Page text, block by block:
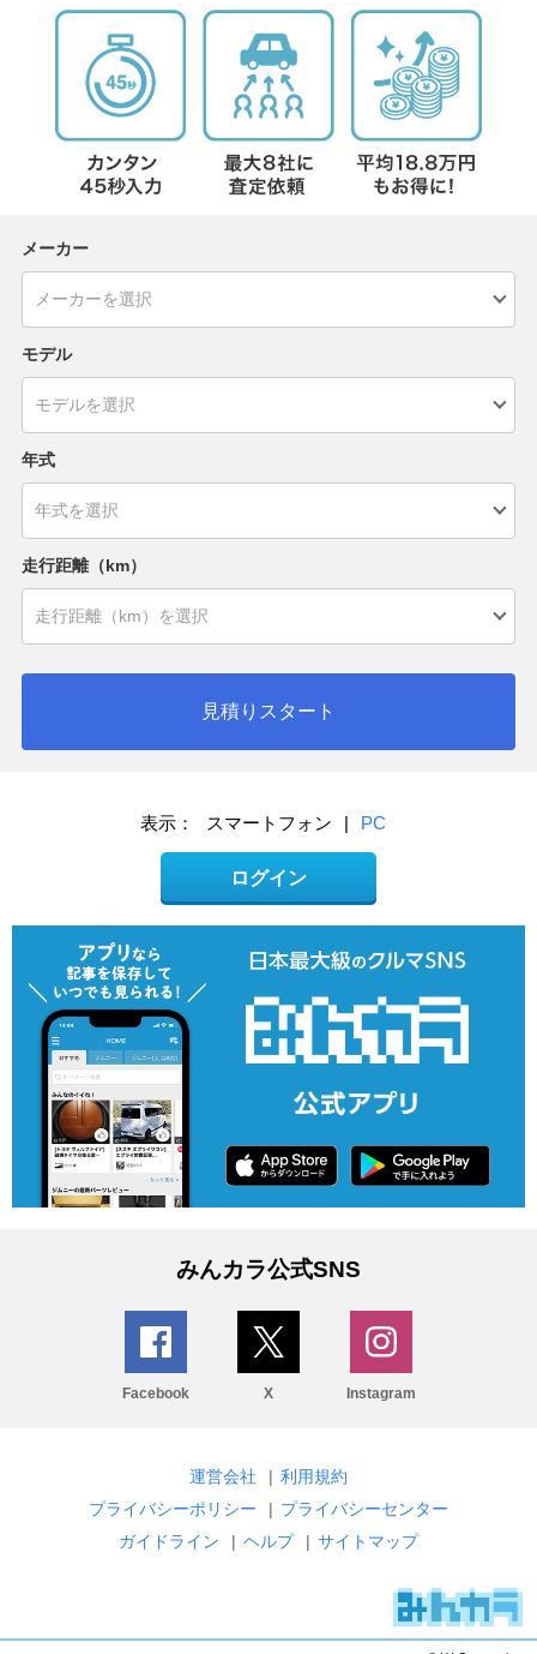
メーカー
モデル
年式
走行距離（km）
見積りスタート
表示： スマートフォン | PC
ログイン
みんカラ公式SNS
Facebook X Instagram
運営会社 | 利用規約
プライバシーポリシー
| プライバシーセンター
ガイドライン
| ヘルプ | サイトマップ